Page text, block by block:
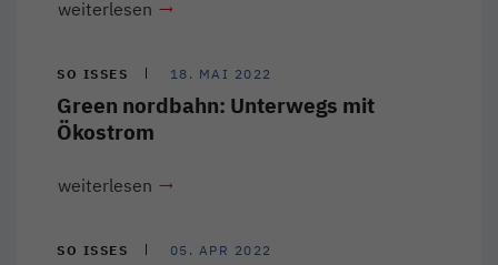
weiterlesen
SO ISSES 18. MAI 2022
Green nordbahn: Unterwegs mit
Ökostrom
weiterlesen
SO ISSES 05. APR 2022